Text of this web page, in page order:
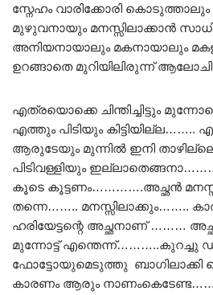
സ്നേഹം വാരിക്കോരി
മുഴുവനായും മനസ്സിലാക്കാൻ
അനിയനായാലും മകനായാലും
ഉറങ്ങാതെ മുറിയിലിരുന്ന്
എത്രയൊക്കെ ചിന്തിച്ചിട്ടും
എത്തും പിടിയും കിട്ടിയില്ല……..
ആരുടേയും മുന്നിൽ ഇനി
പിടിവള്ളിയും
കൂടെ കൂട്ടണം………….അച്ഛൻ
തന്നെ…….. മനസ്സിലാക്കും……..
ഹരിയേട്ടന്റെ അച്ഛനാണ് ………
മുന്നോട്ട് എന്തെന്ന്………..കുറച്ചു
ഫോട്ടോയുമെടുത്തു
കാരണം ആരും